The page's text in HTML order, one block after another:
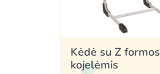
Kėdė su Z formos
kojelėmis